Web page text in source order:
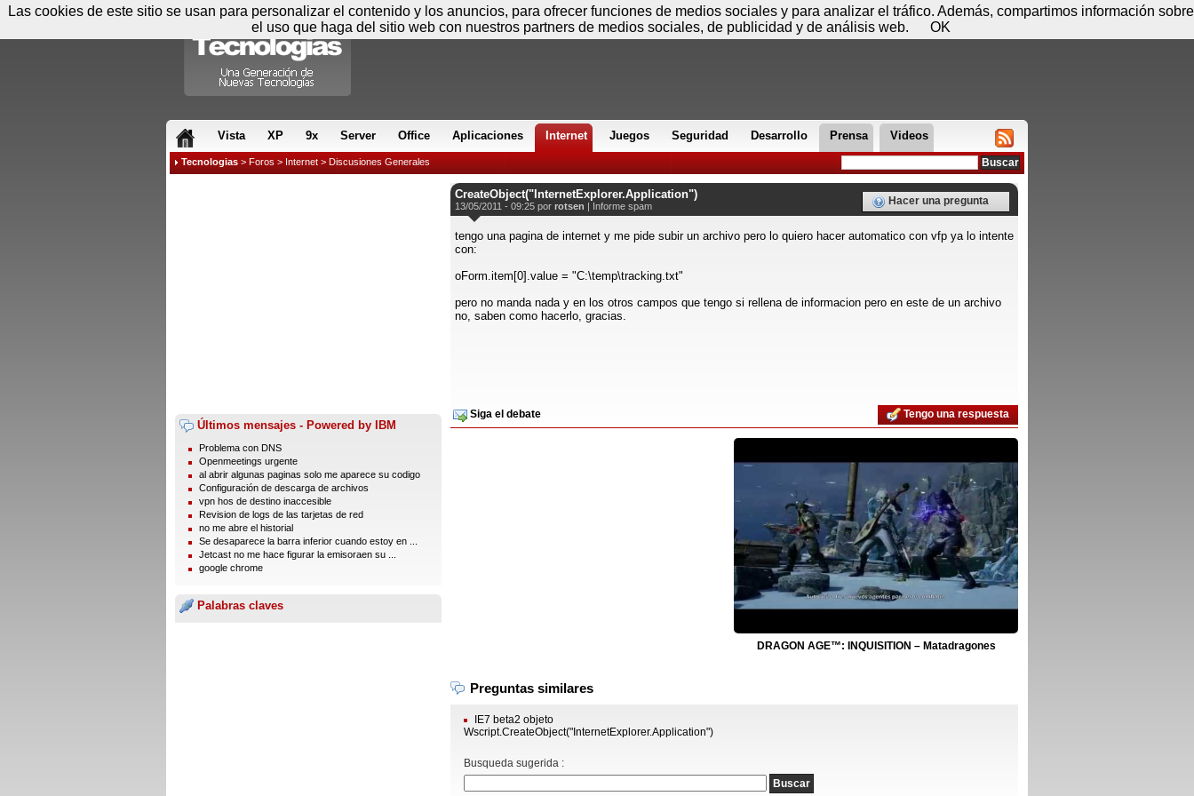
Vista XP 9x Server Office Aplicaciones Internet Juegos Seguridad Desarrollo Prensa Videos
Tecnologias > Foros > Internet > Discusiones Generales
Últimos mensajes - Powered by IBM
Problema con DNS
Openmeetings urgente
al abrir algunas paginas solo me aparece su codigo
Configuración de descarga de archivos
vpn hos de destino inaccesible
Revision de logs de las tarjetas de red
no me abre el historial
Se desaparece la barra inferior cuando estoy en ...
Jetcast no me hace figurar la emisoraen su ...
google chrome
Palabras claves
CreateObject("InternetExplorer.Application")
13/05/2011 - 09:25 por rotsen | Informe spam Hacer una pregunta
tengo una pagina de internet y me pide subir un archivo pero lo quiero hacer automatico con vfp ya lo intente
con:
oForm.item[0].value = "C:\temp\tracking.txt"
pero no manda nada y en los otros campos que tengo si rellena de informacion pero en este de un archivo
no, saben como hacerlo, gracias.
Siga el debate Tengo una respuesta
DRAGON AGE™: INQUISITION – Matadragones
Preguntas similares
IE7 beta2 objeto
Wscript.CreateObject("InternetExplorer.Application")
Busqueda sugerida :
Jueves 06 de agosto - 20:58 Registrar Conectar
Las cookies de este sitio se usan para personalizar el contenido y los anuncios, para ofrecer funciones de medios sociales y para analizar el tráfico. Además, compartimos información sobre
el uso que haga del sitio web con nuestros partners de medios sociales, de publicidad y de análisis web.
OK